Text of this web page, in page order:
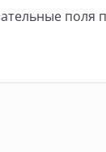
поля